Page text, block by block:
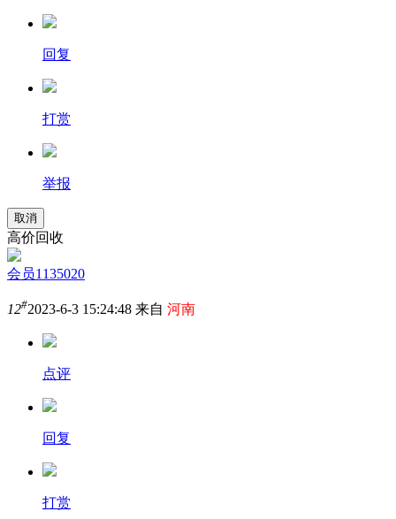
回复
打赏
举报
取消
高价回收
会员1135020
12#2023-6-3 15:24:48 来自 河南
点评
回复
打赏